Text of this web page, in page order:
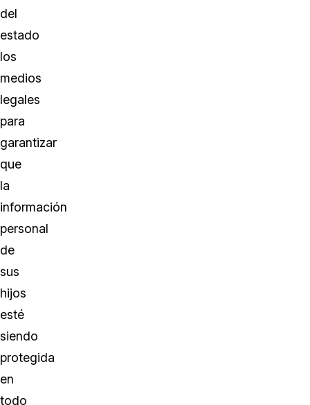
del
estado
los
medios
legales
para
garantizar
que
la
información
personal
de
sus
hijos
esté
siendo
protegida
en
todo